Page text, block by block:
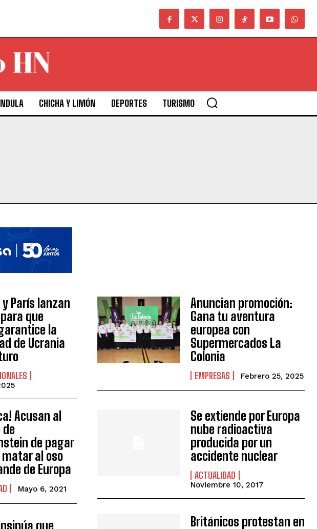
CHICHA Y LIMÓN DEPORTES TURISMO
y París lanzan
que
la
de Ucrania
Anuncian promoción:
Gana tu aventura
europea con
Supermercados La
Colonia
EMPRESAS Febrero 25, 2025
Acusan al
de
de pagar
al oso
de Europa
Mayo 6, 2021
Se extiende por Europa
nube radioactiva
producida por un
accidente nuclear
ACTUALIDAD
Noviembre 10, 2017
que
Británicos protestan en